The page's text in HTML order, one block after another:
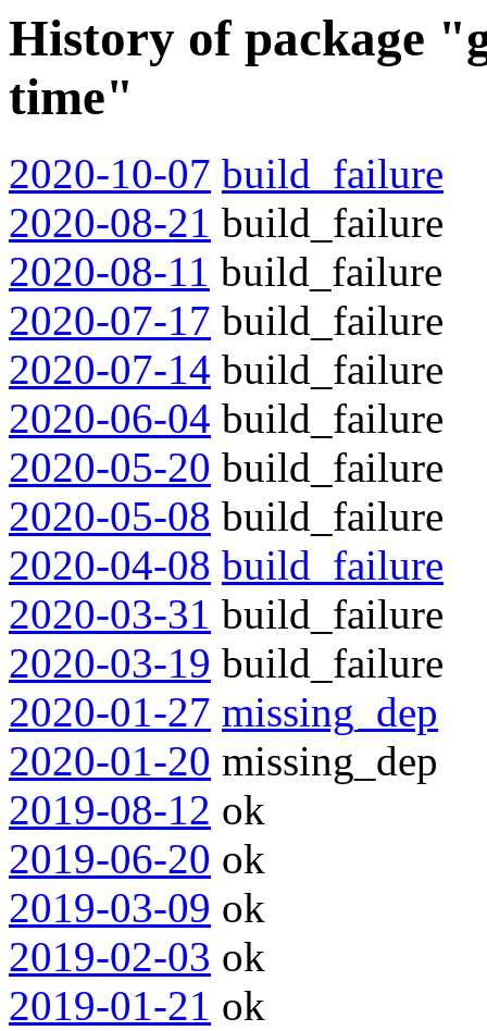
History of package
time"
2020-10-07 build_failure
2020-08-21 build_failure
2020-08-11 build_failure
2020-07-17 build_failure
2020-07-14 build_failure
2020-06-04 build_failure
2020-05-20 build_failure
2020-05-08 build_failure
2020-04-08 build_failure
2020-03-31 build_failure
2020-03-19 build_failure
2020-01-27 missing_dep
2020-01-20 missing_dep
2019-08-12 ok
2019-06-20 ok
2019-03-09 ok
2019-02-03 ok
2019-01-21 ok